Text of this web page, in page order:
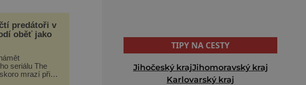
predátoři v
oběť jako
seriálu The
mrazí při
TIPY NA CESTY
Jihočeský krajJihomoravský kraj
Karlovarský kraj